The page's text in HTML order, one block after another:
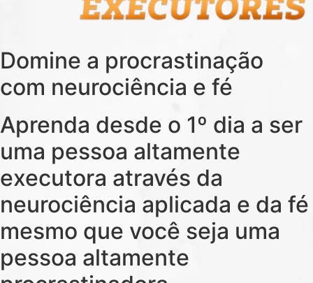
Domine a procrastinação
com neurociência e fé
Aprenda desde o 1º dia a ser
uma pessoa altamente
executora através da
neurociência aplicada e da fé
mesmo que você seja uma
pessoa altamente